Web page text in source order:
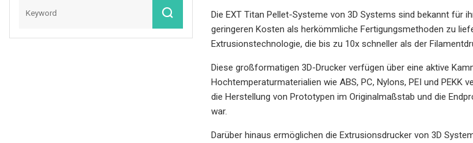
Die EXT Titan Pellet-Systeme von 3D Systems sind bekannt für
geringeren Kosten als herkömmliche Fertigungsmethoden zu
Extrusionstechnologie, die bis zu 10x schneller als der
Diese großformatigen 3D-Drucker verfügen über eine aktive
Hochtemperaturmaterialien wie ABS, PC, Nylons, PEI und
die Herstellung von Prototypen im Originalmaßstab und die
war.
Darüber hinaus ermöglichen die Extrusionsdrucker von 3D